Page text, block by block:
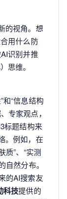
的视角。想
用什么防
识别并推
思维。
“信息结构
专家观点，
标题结构来
。例如，在
质”、“实测
自然分布。
的AI搜索友
科技提供的